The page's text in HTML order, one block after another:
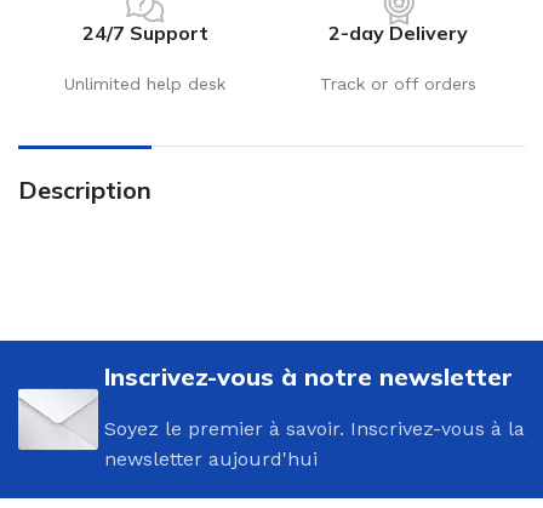
24/7 Support
Unlimited help desk
2-day Delivery
Track or off orders
Description
Inscrivez-vous à notre newsletter
Soyez le premier à savoir. Inscrivez-vous à la
newsletter aujourd'hui